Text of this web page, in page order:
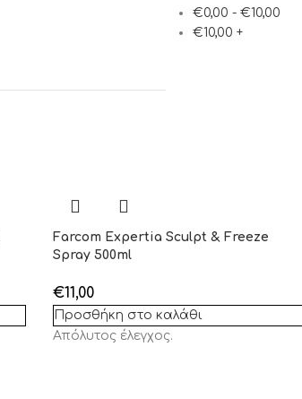
€0,00 -€10,00
€10,00 +
Farcom Expertia Sculpt & Freeze
Spray 500ml
€11,00
Προσθήκη στο καλάθι
Απόλυτος έλεγχος.